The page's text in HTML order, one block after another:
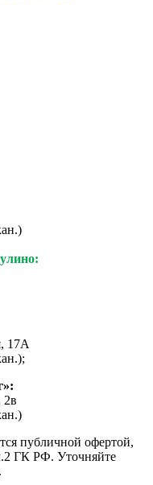
17А
2в
публичной офертой,
ГК РФ. Уточняйте